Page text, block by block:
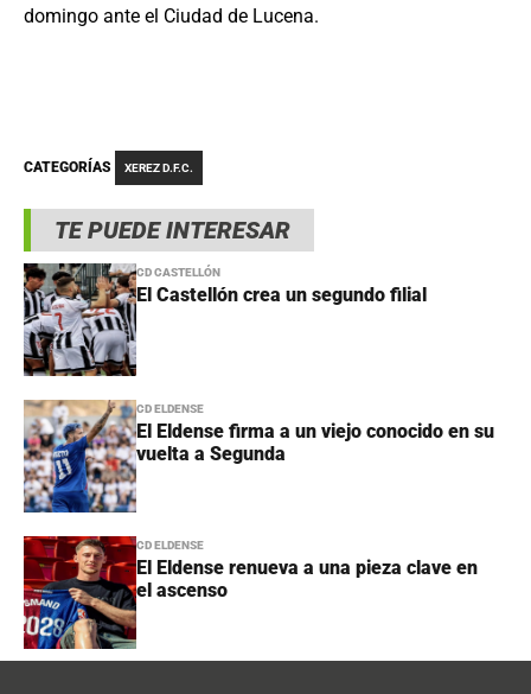
TE PUEDE INTERESAR
CD CASTELLÓN
El Castellón crea un segundo filial
CD ELDENSE
El Eldense firma a un viejo conocido en su
vuelta a Segunda
CD ELDENSE
El Eldense renueva a una pieza clave en
el ascenso
domingo ante el Ciudad de Lucena.
CATEGORÍAS XEREZ D.F.C.